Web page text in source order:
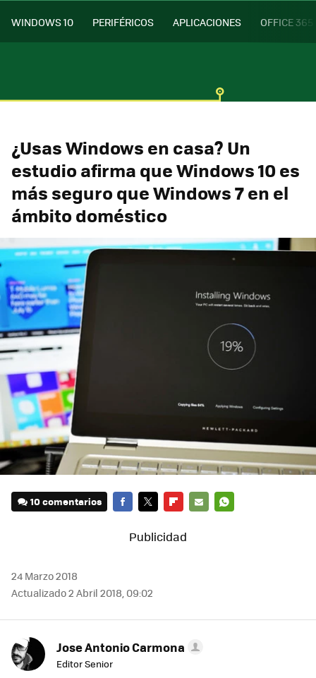
WINDOWS 10 PERIFÉRICOS APLICACIONES OFFICE 365
¿Usas Windows en casa? Un
estudio afirma que Windows 10 es
más seguro que Windows 7 en el
ámbito doméstico
10 comentarios
24 Marzo 2018
Actualizado 2 Abril 2018, 09:02
Jose Antonio Carmona
Editor Senior